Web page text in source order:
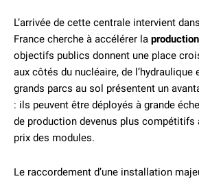
L’arrivée de cette centrale intervient
France cherche à accélérer la
objectifs publics donnent une place
aux côtés du nucléaire, de l’hydraulique
grands parcs au sol présentent un
: ils peuvent être déployés à grande
de production devenus plus compétitifs
prix des modules.
Le raccordement d’une installation